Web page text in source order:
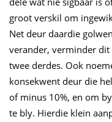
groot verskil om
Net deur daardie
verander, verminder
twee derdes. Ook
konsekwent deur die
of minus 10%, en om
te bly. Hierdie klein